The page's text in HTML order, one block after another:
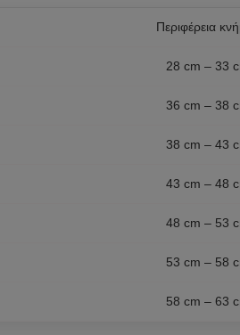
Περιφέρεια
28 cm – 33
36 cm – 38
38 cm – 43
43 cm – 48
48 cm – 53
53 cm – 58
58 cm – 63